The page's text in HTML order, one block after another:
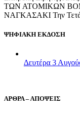
ΤΩΝ ΑΤΟΜΙΚΩΝ
ΝΑΓΚΑΣΑΚΙ Την
ΨΗΦΙΑΚΗ ΕΚΔΟΣΗ
Δευτέρα 3
ΑΡΘΡΑ – ΑΠΟΨΕΙΣ